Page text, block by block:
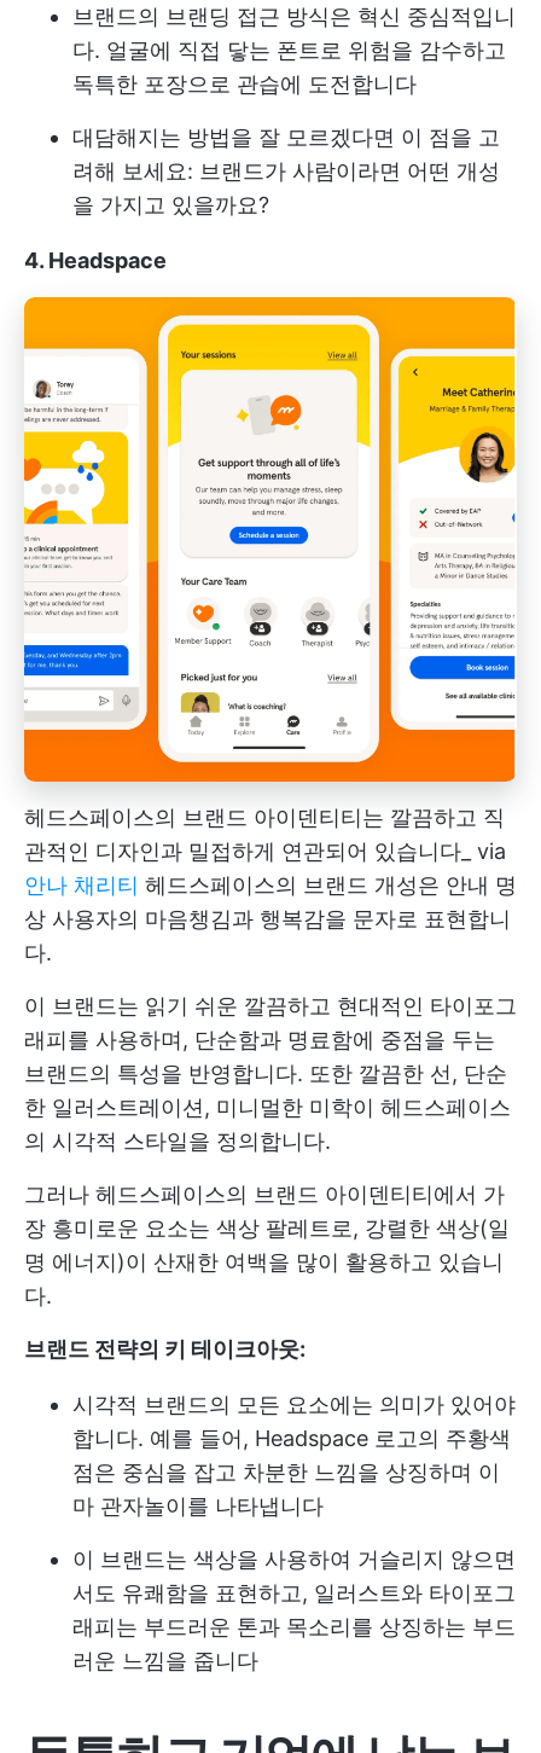
브랜드의 브랜딩 접근 방식은 혁신 중심적입니
다. 얼굴에 직접 닿는 폰트로 위험을 감수하고
독특한 포장으로 관습에 도전합니다
대담해지는 방법을 잘 모르겠다면 이 점을 고
려해 보세요: 브랜드가 사람이라면 어떤 개성
을 가지고 있을까요?
4. Headspace
헤드스페이스의 브랜드 아이덴티티는 깔끔하고 직
관적인 디자인과 밀접하게 연관되어 있습니다_ via
안나 채리티 헤드스페이스의 브랜드 개성은 안내 명
상 사용자의 마음챙김과 행복감을 문자로 표현합니
다.
이 브랜드는 읽기 쉬운 깔끔하고 현대적인 타이포그
래피를 사용하며, 단순함과 명료함에 중점을 두는
브랜드의 특성을 반영합니다. 또한 깔끔한 선, 단순
한 일러스트레이션, 미니멀한 미학이 헤드스페이스
의 시각적 스타일을 정의합니다.
그러나 헤드스페이스의 브랜드 아이덴티티에서 가
장 흥미로운 요소는 색상 팔레트로, 강렬한 색상(일
명 에너지)이 산재한 여백을 많이 활용하고 있습니
다.
브랜드 전략의 키 테이크아웃:
시각적 브랜드의 모든 요소에는 의미가 있어야
합니다. 예를 들어, Headspace 로고의 주황색
점은 중심을 잡고 차분한 느낌을 상징하며 이
마 관자놀이를 나타냅니다
이 브랜드는 색상을 사용하여 거슬리지 않으면
서도 유쾌함을 표현하고, 일러스트와 타이포그
래피는 부드러운 톤과 목소리를 상징하는 부드
러운 느낌을 줍니다